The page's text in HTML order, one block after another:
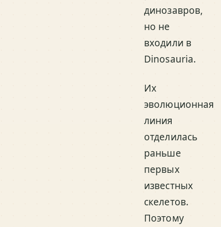
динозавров,
но не
входили в
Dinosauria.
Их
эволюционная
линия
отделилась
раньше
первых
известных
скелетов.
Поэтому